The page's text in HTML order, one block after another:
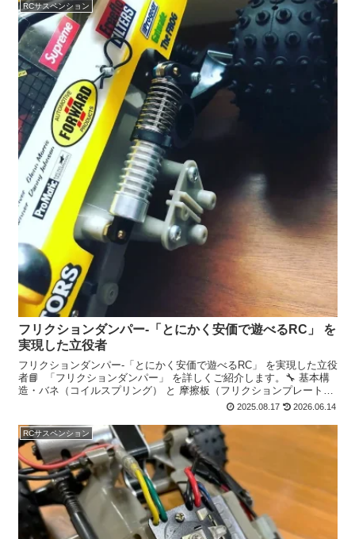
RCサスペンション
フリクションダンパー‐「とにかく安価で遊べるRC」 を
実現した立役者
フリクションダンパー‐「とにかく安価で遊べるRC」 を実現した立役
者📘 「フリクションダンパー」 を詳しくご紹介します。🔧 基本構
造・バネ（コイルスプリング） と 摩擦板（フリクションプレート）
のみで減衰を発生させるシンプルなサスペンシ...2025.08.17 2026.06.14
RCサスペンション